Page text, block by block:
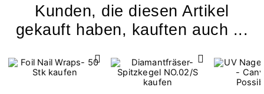
Kunden, die diesen Artikel
gekauft haben, kauften auch ...